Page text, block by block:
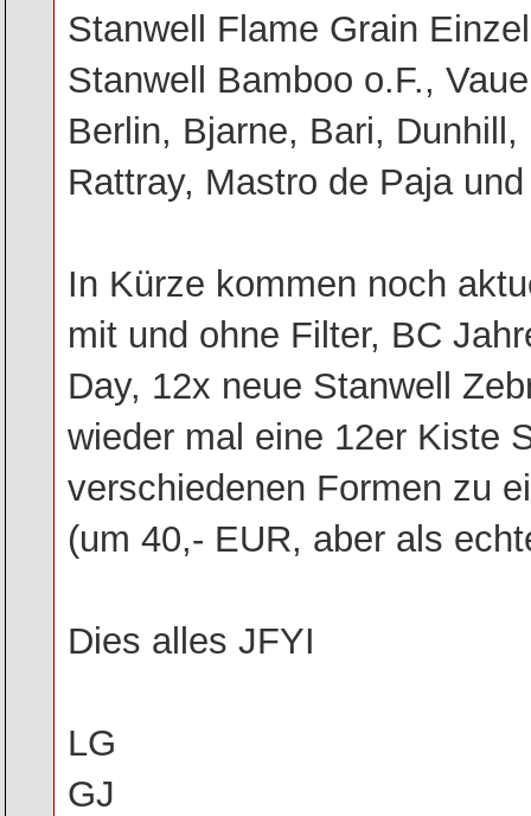
Stanwell Flame Grain
Stanwell Bamboo o.F.,
Berlin, Bjarne, Bari,
Rattray, Mastro de Paja
In Kürze kommen noch
mit und ohne Filter, BC
Day, 12x neue Stanwell
wieder mal eine 12er Kiste
verschiedenen Formen zu
(um 40,- EUR, aber als
Dies alles JFYI
LG
GJ